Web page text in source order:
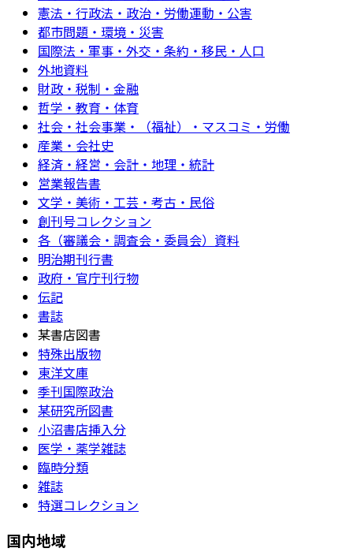
憲法・行政法・政治・労働運動・公害
都市問題・環境・災害
国際法・軍事・外交・条約・移民・人口
外地資料
財政・税制・金融
哲学・教育・体育
社会・社会事業・（福祉）・マスコミ・労働
産業・会社史
経済・経営・会計・地理・統計
営業報告書
文学・美術・工芸・考古・民俗
創刊号コレクション
各（審議会・調査会・委員会）資料
明治期刊行書
政府・官庁刊行物
伝記
書誌
某書店図書
特殊出版物
東洋文庫
季刊国際政治
某研究所図書
小沼書店挿入分
医学・薬学雑誌
臨時分類
雑誌
特選コレクション
国内地域